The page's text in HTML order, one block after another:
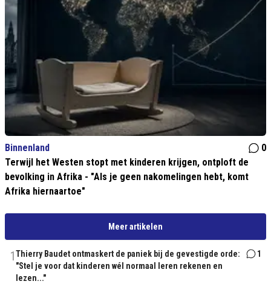
Binnenland
0
Terwijl het Westen stopt met kinderen krijgen, ontploft de
bevolking in Afrika - "Als je geen nakomelingen hebt, komt
Afrika hiernaartoe"
Meer artikelen
1Thierry Baudet ontmaskert de paniek bij de gevestigde orde:
"Stel je voor dat kinderen wél normaal leren rekenen en
lezen..."
1